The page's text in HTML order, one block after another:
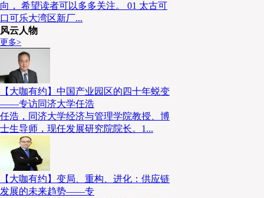
关注我们
向， 希望读者可以多多关注。 01 太古可
口可乐大湾区新厂...
风云人物
更多>
【大咖有约】中国产业园区的四十年蜕变
——专访同济大学任浩
任浩，同济大学经济与管理学院教授、博
士生导师，现任发展研究院院长。1...
【大咖有约】变局、重构、进化：供应链
发展的未来趋势——专